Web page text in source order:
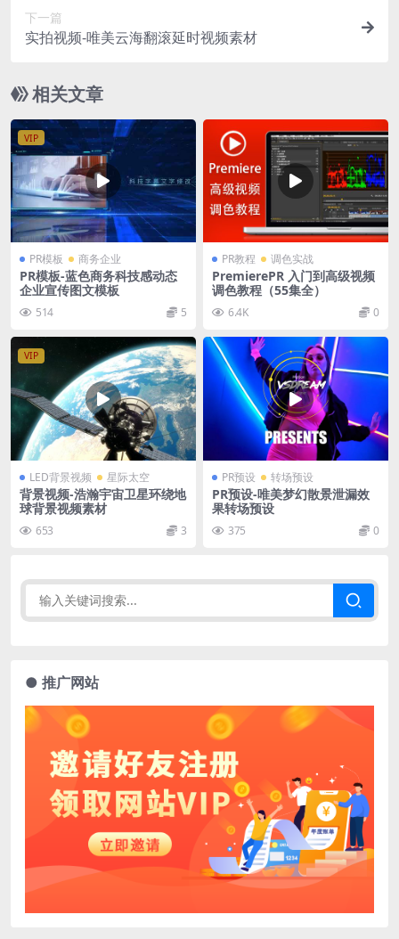
下一篇
实拍视频-唯美云海翻滚延时视频素材
相关文章
VIP
PR模板 商务企业
PR模板-蓝色商务科技感动态
企业宣传图文模板
514 5
PR教程 调色实战
PremierePR 入门到高级视频
调色教程（55集全）
6.4K 0
VIP
LED背景视频 星际太空
背景视频-浩瀚宇宙卫星环绕地
球背景视频素材
653 3
PR预设 转场预设
PR预设-唯美梦幻散景泄漏效
果转场预设
375 0
● 推广网站